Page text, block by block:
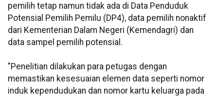
pemilih tetap namun tidak ada di Data Penduduk
Potensial Pemilih Pemilu (DP4), data pemilih nonaktif
dari Kementerian Dalam Negeri (Kemendagri) dan
data sampel pemilih potensial.
"Penelitian dilakukan para petugas dengan
memastikan kesesuaian elemen data seperti nomor
induk kependudukan dan nomor kartu keluarga pada